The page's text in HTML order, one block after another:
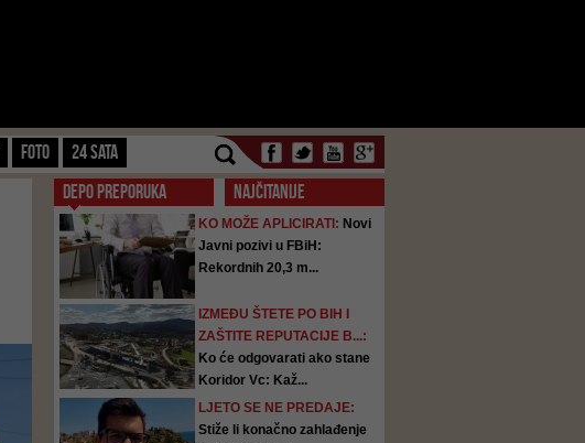
FOTO 24 SATA
DEPO PREPORUKA NAJČITANIJE
KO MOŽE APLICIRATI: Novi
Javni pozivi u FBiH:
Rekordnih 20,3 m...
IZMEĐU ŠTETE PO BIH I
ZAŠTITE REPUTACIJE B...:
Ko će odgovarati ako stane
Koridor Vc: Kaž...
LJETO SE NE PREDAJE:
Stiže li konačno zahlađenje